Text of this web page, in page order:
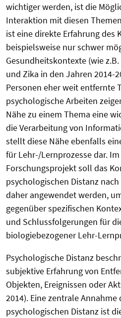
wichtiger werden, ist die
Interaktion mit diesen
ist eine direkte Erfahrung des
beispielsweise nur schwer
Gesundheitskontexte (wie
und Zika in den Jahren 2014-
Personen eher weit entfernte
psychologische Arbeiten
Nähe zu einem Thema eine
die Verarbeitung von
stellt diese Nähe ebenfalls
für Lehr-/Lernprozesse dar.
Forschungsprojekt soll das
psychologischen Distanz
daher angewendet werden,
gegenüber spezifischen
und Schlussfolgerungen für
biologiebezogener Lehr-
Psychologische Distanz
subjektive Erfahrung von
Objekten, Ereignissen oder
2014). Eine zentrale Annahme
psychologischen Distanz ist